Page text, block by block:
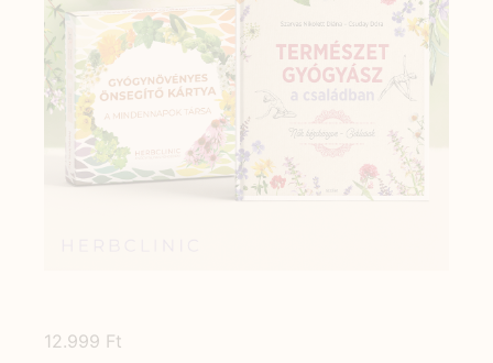
12.999 Ft